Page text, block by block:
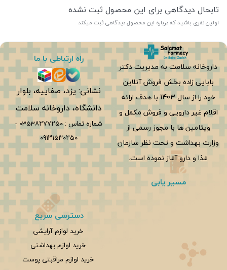
تابحال دیدگاهی برای این محصول ثبت نشده
اولین نفری باشید که درباره این محصول دیدگاهی ثبت میکند
داروخانه سلامت به مدیریت دکتر
بابایی زاده بخش فروش آنلاین
خود را از سال 1403 با هدف ارائه
اقلام غیر دارویی و فروش مکمل و
ویتامین ها با مجوز رسمی از
وزارت بهداشت و تحت نظر سازمان
غذا و دارو آغاز نموده است.
راه ارتباطی با ما
نشانی: یزد، صفاییه، بلوار
دانشگاه، داروخانه سلامت
شماره تماس :0353۸۲۷۷۲۵۰ -
۰۹۱۳۱۵۳۰۲۵۰
مسیر یابی
دسترسی سریع
خرید لوازم آرایشی
خرید لوازم بهداشتی
خرید لوازم مراقبتی پوست